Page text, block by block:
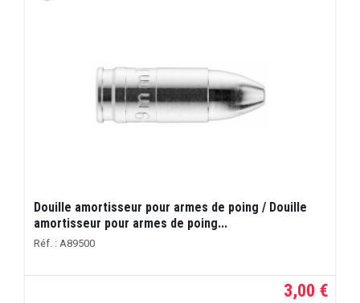
Douille amortisseur pour armes de poing / Douille
amortisseur pour armes de poing...
Réf. : A89500
3,00 €